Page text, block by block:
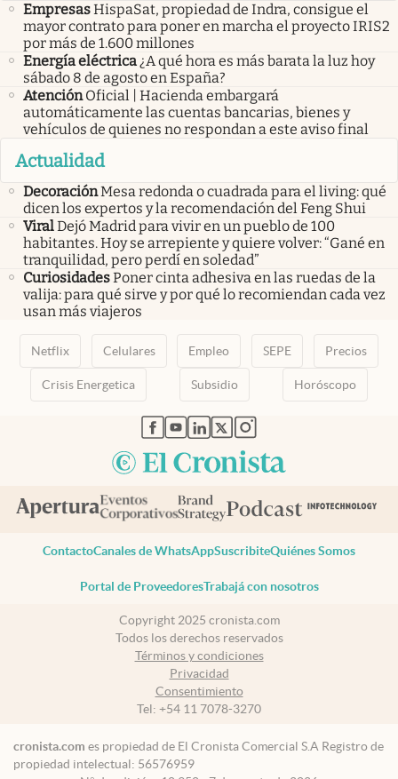
EmpresasHispaSat, propiedad de Indra, consigue el
mayor contrato para poner en marcha el proyecto IRIS2
por más de 1.600 millones
Energía eléctrica¿A qué hora es más barata la luz hoy
sábado 8 de agosto en España?
Atención Oficial | Hacienda embargará
automáticamente las cuentas bancarias, bienes y
vehículos de quienes no respondan a este aviso final
Actualidad
DecoraciónMesa redonda o cuadrada para el living: qué
dicen los expertos y la recomendación del Feng Shui
ViralDejó Madrid para vivir en un pueblo de 100
habitantes. Hoy se arrepiente y quiere volver: “Gané en
tranquilidad, pero perdí en soledad”
CuriosidadesPoner cinta adhesiva en las ruedas de la
valija: para qué sirve y por qué lo recomiendan cada vez
usan más viajeros
Netflix Celulares Empleo SEPE Precios
Crisis Energetica Subsidio Horóscopo
abre en nueva pestaña
abre en nueva pestaña
abre en nueva pestaña
abre en nueva pestaña
abre en nueva pestaña
ContactoCanales de WhatsAppSuscribiteQuiénes Somos
Portal de ProveedoresTrabajá con nosotros
Copyright 2025 cronista.com
Todos los derechos reservados
Términos y condiciones
Privacidad
Consentimiento
Tel: +54 11 7078-3270
cronista.com es propiedad de El Cronista Comercial S.A Registro de
propiedad intelectual: 56576959